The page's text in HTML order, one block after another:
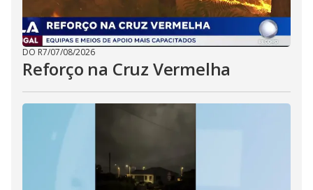
DO R7/07/08/2026
Reforço na Cruz Vermelha